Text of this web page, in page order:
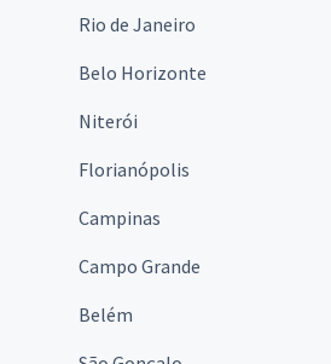
Rio de Janeiro
Belo Horizonte
Niterói
Florianópolis
Campinas
Campo Grande
Belém